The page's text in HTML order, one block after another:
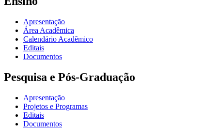
Apresentação
Área Acadêmica
Calendário Acadêmico
Editais
Documentos
Pesquisa e Pós-Graduação
Apresentação
Projetos e Programas
Editais
Documentos